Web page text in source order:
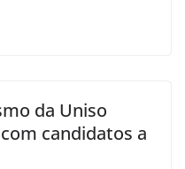
da Uniso
candidatos a